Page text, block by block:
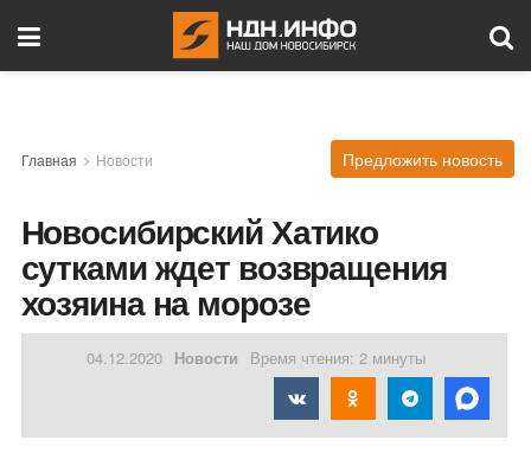
Главная Новости Предложить новость
Новосибирский Хатико
сутками ждет возвращения
хозяина на морозе
04.12.2020 Новости Время чтения: 2 минуты